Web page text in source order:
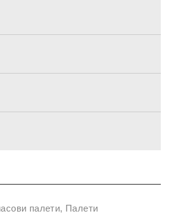
палети, Палети